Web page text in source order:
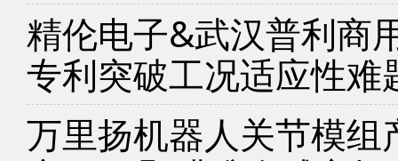
精伦电子&武汉普利商
专利突破工况适应性难
万里扬机器人关节模